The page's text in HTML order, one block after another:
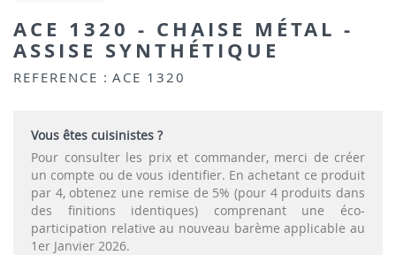
ACE 1320 - CHAISE MÉTAL -
ASSISE SYNTHÉTIQUE
REFERENCE : ACE 1320
Vous êtes cuisinistes ?
Pour consulter les prix et commander, merci de créer
un compte ou de vous identifier. En achetant ce produit
par 4, obtenez une remise de 5% (pour 4 produits dans
des finitions identiques) comprenant une éco-
participation relative au nouveau barème applicable au
1er Janvier 2026.